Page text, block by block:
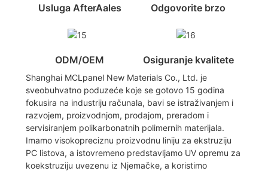
Usluga AfterAales Odgovorite brzo
ODM/OEM Osiguranje kvalitete
Shanghai MCLpanel New Materials Co., Ltd. je
sveobuhvatno poduzeće koje se gotovo 15 godina
fokusira na industriju računala, bavi se istraživanjem i
razvojem, proizvodnjom, prodajom, preradom i
servisiranjem polikarbonatnih polimernih materijala.
Imamo visokopreciznu proizvodnu liniju za ekstruziju
PC listova, a istovremeno predstavljamo UV opremu za
koekstruziju uvezenu iz Njemačke, a koristimo